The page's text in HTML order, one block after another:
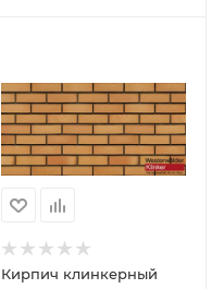
Кирпич клинкерный